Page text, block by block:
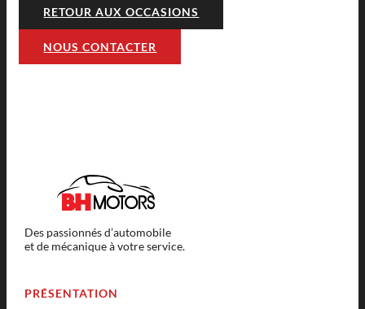
RETOUR AUX OCCASIONS
NOUS CONTACTER
Des passionnés d’automobile
et de mécanique à votre service.
PRÉSENTATION